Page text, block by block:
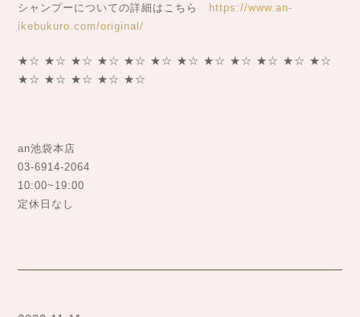
シャンプーについての詳細はこちら https://www.an-
ikebukuro.com/original/
★☆ ★☆ ★☆ ★☆ ★☆ ★☆ ★☆ ★☆ ★☆ ★☆ ★☆ ★☆
★☆ ★☆ ★☆ ★☆ ★☆
an池袋本店
03-6914-2064
10:00~19:00
定休日なし